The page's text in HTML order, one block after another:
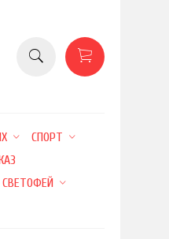
СПОРТ
СВЕТОФЕЙ